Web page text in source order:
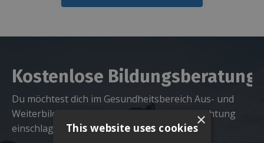
Kostenlose Bildungsberatung
Du möchtest dich im Gesundheitsbereich Aus- und
Weiterbilden oder sogar eine neue Berufsrichtung
einschlagen?
×
This website uses cookies